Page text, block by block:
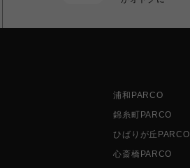
浦和PARCO
錦糸町PARCO
ひばりが丘PARCO
心斎橋PARCO